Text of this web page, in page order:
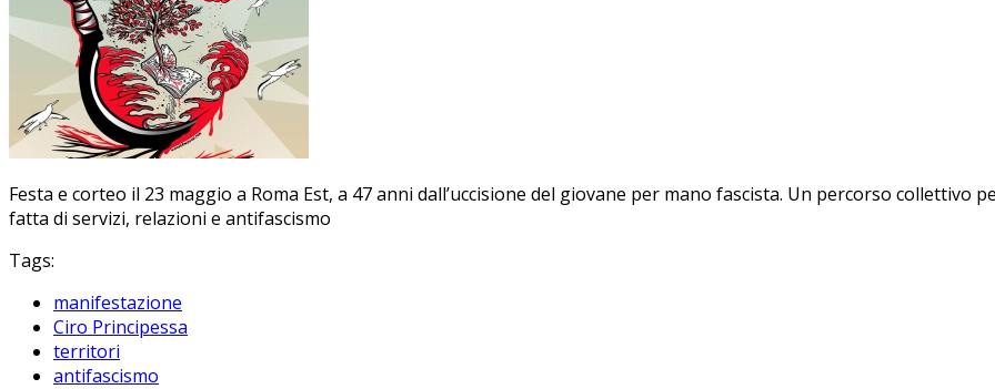
Festa e corteo il 23 maggio a Roma Est, a 47 anni dall’uccisione del giovane per mano fascista. Un percorso collettivo
fatta di servizi, relazioni e antifascismo
Tags:
manifestazione
Ciro Principessa
territori
antifascismo